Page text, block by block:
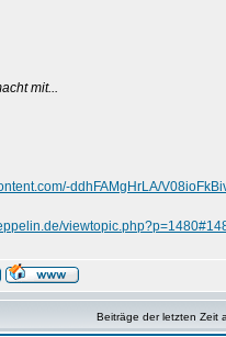
mit...
ddhFAMgHrLA/
Beiträge der letzten Zeit